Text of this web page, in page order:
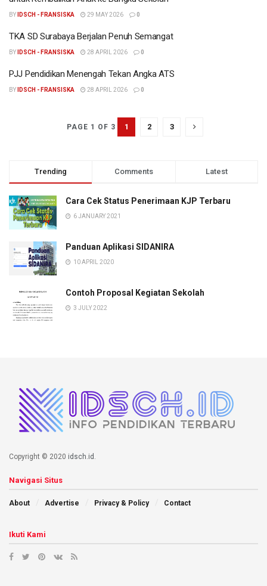
BY IDSCH - FRANSISKA 29 MAY 2026 0
TKA SD Surabaya Berjalan Penuh Semangat
BY IDSCH - FRANSISKA 28 APRIL 2026 0
PJJ Pendidikan Menengah Tekan Angka ATS
BY IDSCH - FRANSISKA 28 APRIL 2026 0
PAGE 1 OF 3 1 2 3
Trending Comments Latest
Cara Cek Status Penerimaan KJP Terbaru
6 JANUARY 2021
Panduan Aplikasi SIDANIRA
10 APRIL 2020
Contoh Proposal Kegiatan Sekolah
3 JULY 2022
Copyright © 2020 idsch.id
Navigasi Situs
About Advertise Privacy & Policy Contact
Ikuti Kami